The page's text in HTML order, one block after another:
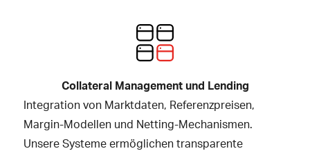
Collateral Management und Lending
Integration von Marktdaten, Referenzpreisen,
Margin-Modellen und Netting-Mechanismen.
Unsere Systeme ermöglichen transparente